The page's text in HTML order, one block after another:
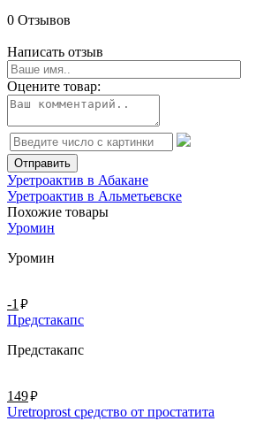
0 Отзывов
Написать отзыв
Оцените товар:
Уретроактив в Абакане
Уретроактив в Альметьевске
Похожие товары
Уромин
Уромин
-1 руб.
Предстакапс
Предстакапс
149руб.
Uretroprost средство от простатита